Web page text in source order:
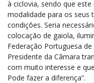
à ciclovia, sendo que
modalidade para os seus
condições. Seria
colocação de gaiola,
Federação Portuguesa
Presidente da Câmara
com muito interesse e
Pode fazer a diferença”.